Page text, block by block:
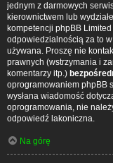
jednym z darmowych
kierownictwem lub
kompetencji phpBB
odpowiedzialnością za to
używana. Proszę nie
prawnych (wstrzymania i
komentarzy itp.)
oprogramowaniem phpBB
wysłana wiadomość
oprogramowania, nie
odpowiedź lakoniczna.
Na górę